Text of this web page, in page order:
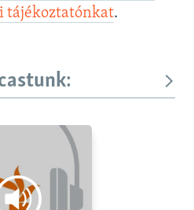
tájékoztatónkat.